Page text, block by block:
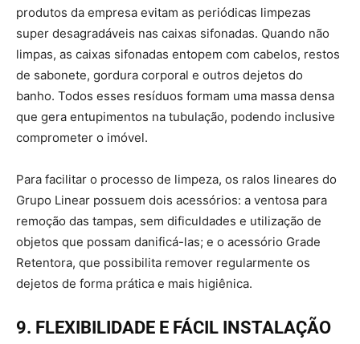
produtos da empresa evitam as periódicas limpezas
super desagradáveis nas caixas sifonadas. Quando não
limpas, as caixas sifonadas entopem com cabelos, restos
de sabonete, gordura corporal e outros dejetos do
banho. Todos esses resíduos formam uma massa densa
que gera entupimentos na tubulação, podendo inclusive
comprometer o imóvel.
Para facilitar o processo de limpeza, os ralos lineares do
Grupo Linear possuem dois acessórios: a ventosa para
remoção das tampas, sem dificuldades e utilização de
objetos que possam danificá-las; e o acessório Grade
Retentora, que possibilita remover regularmente os
dejetos de forma prática e mais higiênica.
9. FLEXIBILIDADE E FÁCIL INSTALAÇÃO